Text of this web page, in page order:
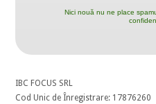
Nici nouă nu ne place
IBC FOCUS SRL
Cod Unic de Înregistrare: 17876260